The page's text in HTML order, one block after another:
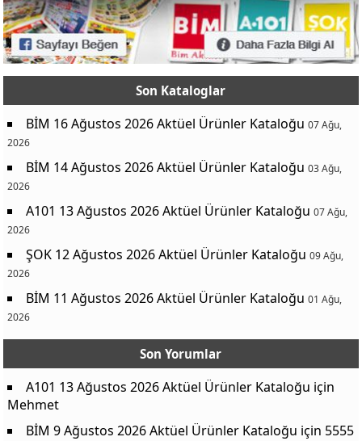
Son Kataloglar
BİM 16 Ağustos 2026 Aktüel Ürünler Kataloğu 07 Ağu,
2026
BİM 14 Ağustos 2026 Aktüel Ürünler Kataloğu 03 Ağu,
2026
A101 13 Ağustos 2026 Aktüel Ürünler Kataloğu 07 Ağu,
2026
ŞOK 12 Ağustos 2026 Aktüel Ürünler Kataloğu 09 Ağu,
2026
BİM 11 Ağustos 2026 Aktüel Ürünler Kataloğu 01 Ağu,
2026
Son Yorumlar
A101 13 Ağustos 2026 Aktüel Ürünler Kataloğu için
Mehmet
BİM 9 Ağustos 2026 Aktüel Ürünler Kataloğu için 5555